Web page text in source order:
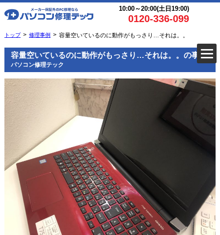
10:00～20:00(土日19:00)
0120-336-099
トップ 修理事例 容量空いているのに動作がもっさり…それは。。
容量空いているのに動作がもっさり…それは。。の事例
パソコン修理テック